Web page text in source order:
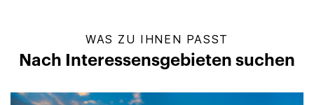
WAS ZU IHNEN PASST
Nach Interessensgebieten suchen